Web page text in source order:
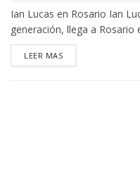
Ian Lucas en Rosario Ian
generación, llega a Rosario
LEER MASDETAILS